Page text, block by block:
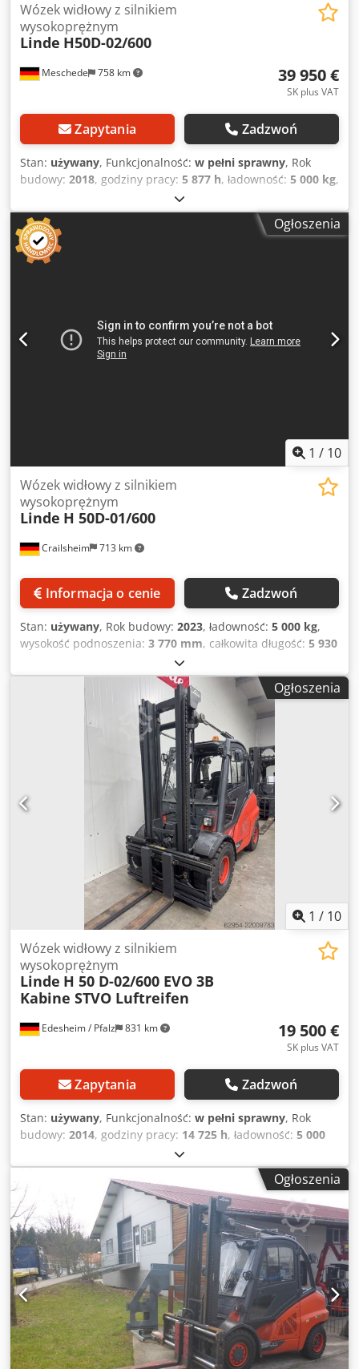
Meschede 758 km
Wózek widłowy z silnikiem
wysokoprężnym
Linde H50D-02/600
39 950 €
SK plus VAT
Zapytania Zadzwoń
Stan: używany, Funkcjonalność: w pełni sprawny, Rok
budowy: 2018, godziny pracy: 5 877 h, ładowność: 5 000 kg,
5 060 mm
podnoszenia:1 500 mm, rodzaj paliwa:diesel, typ masztu:
triplex, wysokość konstrukcyjna:
, typ napędu:
Diesel, Wózek widłowy spalinowy (diesel) Punkt ciężkości:
600 mm Klasa ISO: Klasa ISO 3 = 2.500 - 4.999 kg
superelastyczne Stan opon tylnych: 40 - 60% Przesuw
boczny, rozstawiany rozstaw wideł, 3. zawór, 4. zawór,
reflektor roboczy tył, reflektor roboczy przód, ogrzewanie,
Ogłoszenia
1 / 10
Crailsheim 713 km
Wózek widłowy z silnikiem
wysokoprężnym
Linde H 50D-01/600
Informacja o cenie Zadzwoń
Stan: używany, Rok budowy: 2023, ładowność: 5 000 kg,
wysokość podnoszenia: 3 770 mm, całkowita długość: 5 930
, Wózek widłowy spalinowy Linde H 50D-01/600 Napęd:
diesel Rok produkcji: 2023 Wysokość podnoszenia (mm): 3
770 Cedpfsy E Ubaex Adperf Udźwig (kg): 5 000 Ogłoszenia
1 / 10
Edesheim / Pfalz 831 km
Wózek widłowy z silnikiem
wysokoprężnym
Linde H 50 D-02/600 EVO 3B
Kabine STVO Luftreifen
19 500 €
SK plus VAT
Zapytania Zadzwoń
Stan: używany, Funkcjonalność: w pełni sprawny, Rok
budowy: 2014, godziny pracy: 14 725 h, ładowność: 5 000
3 750 mm
podnoszenia:150 mm, rodzaj paliwa:diesel, typ masztu:
Simplex
, wysokość konstrukcyjna:
, szerokość
karetki wideł:
1 500 mm , długość wideł:1 200 mm, typ
napędu:Diesel, szerokość konstrukcji:1 350 mm, Wózek
widłowy spalinowy (diesel) Punkt ciężkości ładunku: 600
mm Klasa ISO: ISO Klasa 3 = 2.500 - 4.999 kg typ masztu:
standardowy Skrzynia biegów: pedały podwójne Klasa
prędkości: 20 Stan: odnowiony, bez gwarancji Stan
techniczny: dobry Ogumienie przednie, typ: pneumatyczne
Ogumienie przednie, rozmiar: 300-15 Ogumienie przednie,
stan: 80 - 100% Ogumienie tylne, typ: pneumatyczne
Ogumienie tylne, rozmiar: 250-15 Cedpfxsy Uz S Dj Adporf
Ogłoszenia